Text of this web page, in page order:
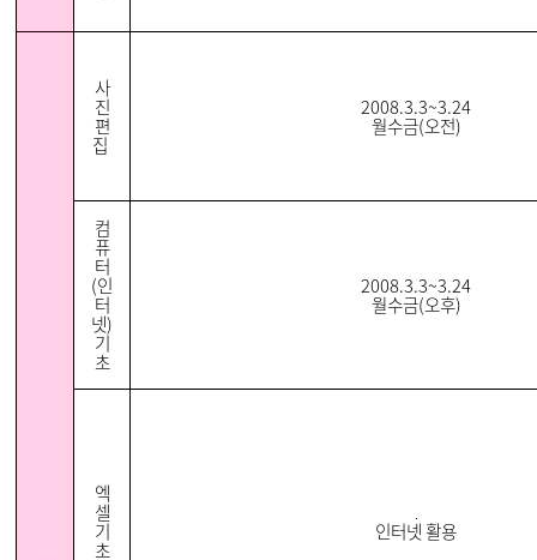
사
진
편
집
2008.3.3~3.24
월수금(오전)
컴
퓨
터
(인
터
넷)
기
초
2008.3.3~3.24
월수금(오후)
엑
셀
기
초
인터넷 활용